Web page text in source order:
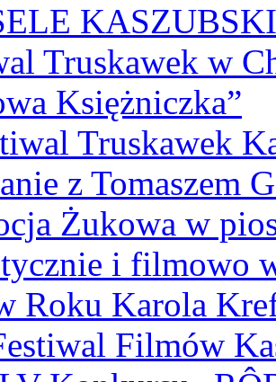
Truskawek w
Księżniczka”
Truskawek
z Tomaszem
Żukowa w
i filmowo
Roku Karola
Filmów